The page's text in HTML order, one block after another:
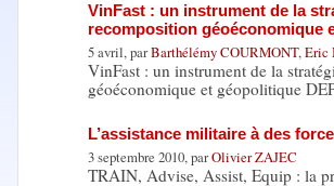
VinFast : un instrument de la
recomposition géoéconomique
5 avril, parBarthélémy COURMONT,Eric
VinFast : un instrument de la
géoéconomique et géopolitique
L’assistance militaire à des
3 septembre 2010, parOlivier ZAJEC
TRAIN, Advise, Assist, Equip : la